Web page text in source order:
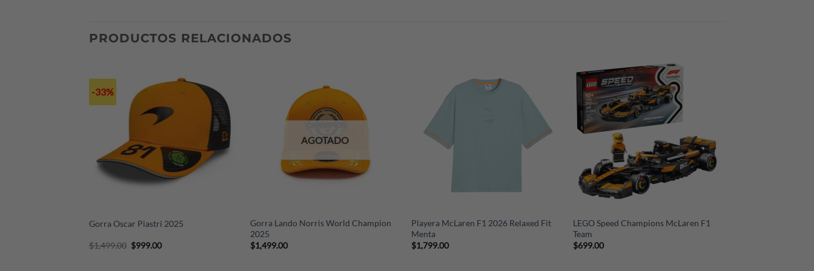
PRODUCTOS RELACIONADOS
-33%
Gorra Oscar Piastri 2025
$1,499.00 Original
price
$999.00Current
AGOTADO
Gorra Lando Norris World Champion
2025
$1,499.00
Playera McLaren F1 2026 Relaxed Fit
Menta
$1,799.00
+
LEGO Speed Champions McLaren F1
Team
$699.00